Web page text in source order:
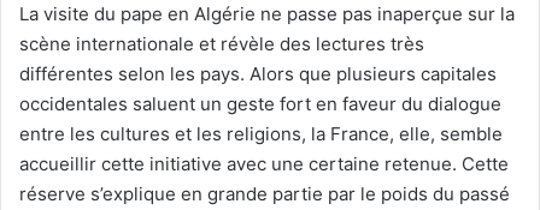
La visite du pape en Algérie ne passe pas inaperçue sur la
scène internationale et révèle des lectures très
différentes selon les pays. Alors que plusieurs capitales
occidentales saluent un geste fort en faveur du dialogue
entre les cultures et les religions, la France, elle, semble
accueillir cette initiative avec une certaine retenue. Cette
réserve s’explique en grande partie par le poids du passé